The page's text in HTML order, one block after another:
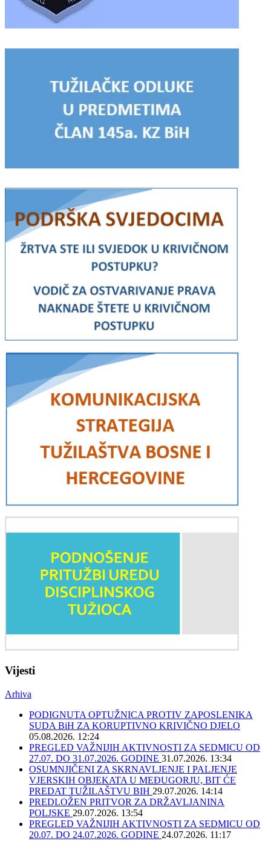
Vijesti
Arhiva
PODIGNUTA OPTUŽNICA PROTIV ZAPOSLENIKA
SUDA BiH ZA KORUPTIVNO KRIVIČNO DJELO
05.08.2026. 12:24
PREGLED VAŽNIJIH AKTIVNOSTI ZA SEDMICU OD
27.07. DO 31.07.2026. GODINE 31.07.2026. 13:34
OSUMNJIČENI ZA SKRNAVLJENJE I PALJENJE
VJERSKIH OBJEKATA U MEĐUGORJU, BIT ĆE
PREDAT TUŽILAŠTVU BIH 29.07.2026. 14:14
PREDLOŽEN PRITVOR ZA DRŽAVLJANINA
POLJSKE 29.07.2026. 13:54
PREGLED VAŽNIJIH AKTIVNOSTI ZA SEDMICU OD
20.07. DO 24.07.2026. GODINE 24.07.2026. 11:17